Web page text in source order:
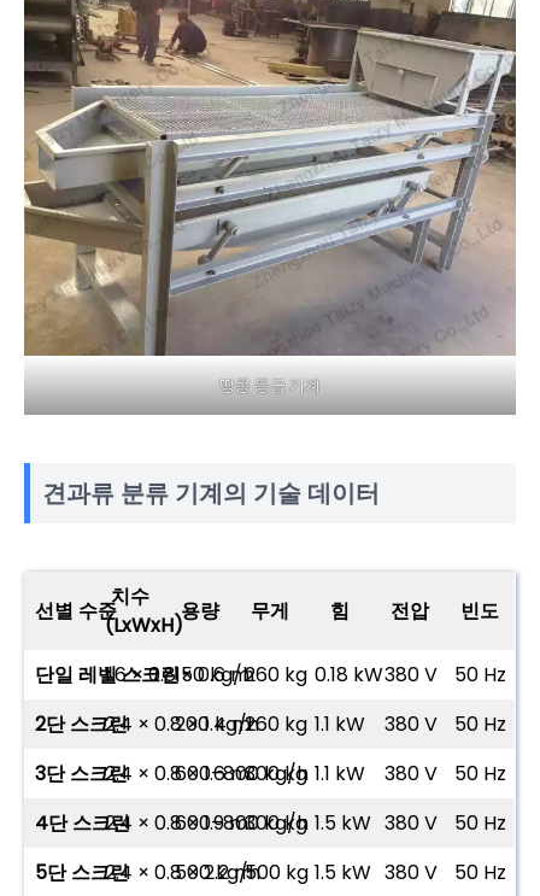
땅콩 등급 기계
견과류 분류 기계의 기술 데이터
선별 수준
치수
(LxWxH)
용량 무게 힘 전압 빈도
단일 레벨 스크린
1.6 × 0.8 × 0.6 m
150 kg/h260 kg 0.18 kW380 V
50 Hz
2단 스크린2.4 × 0.8 × 1.4 m
200 kg/h260 kg 1.1 kW 380 V
50 Hz
3단 스크린2.4 × 0.8 × 1.6 m
600–800 kg/h
300 kg 1.1 kW 380 V
50 Hz
4단 스크린2.4 × 0.8 × 1.9 m
600–800 kg/h
300 kg 1.5 kW 380 V
50 Hz
5단 스크린2.4 × 0.8 × 2.2 m
500 kg/h500 kg 1.5 kW 380 V 50 Hz